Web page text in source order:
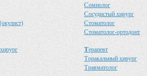
Сомнолог
Сосудистый хирург
Стоматолог
Стоматолог-ортодонт
Терапевт
Торакальный хирург
Травматолог